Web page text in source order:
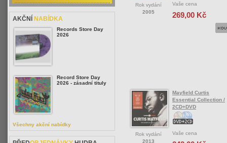
Rok vydání
2005
Vaše cena
269,00 Kč
Rok vydání
2013
Mayfield Curtis
Essential Collection /
2CD+DVD
Vaše cena
AKČNÍ NABÍDKA
Records Store Day
2026
Record Store Day
2026 - zásadní tituly
Všechny akční nabídky